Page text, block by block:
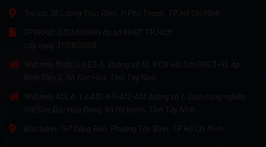
38 Lương Trúc Đàm, P.Phú Thạnh, TP.Hồ Chí Minh
GPĐKKD:
0305880694 do sở KHĐT TP.HCM
cấp ngày 31/08/2008
Lô E2-3, Đường số 10, KCN Hải Sơn (GĐ 3+4), Ấp
Lô A10-A11-A12-A13 đường số 1, Cụm công nghiệp
Hải Sơn Đức Hòa Đông, Xã Mỹ Hạnh, Tỉnh Tây Ninh
147 Đồng Đen, Phường Tân Bình, TP Hồ Chí Minh